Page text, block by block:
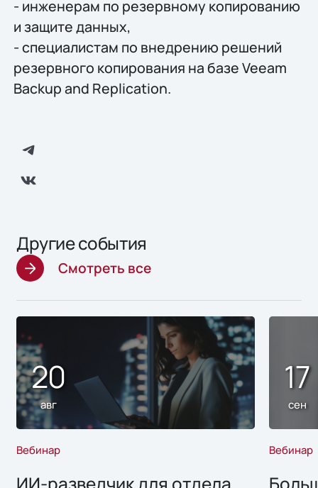
- инженерам по резервному копированию
и защите данных,
- специалистам по внедрению решений
резервного копирования на базе Veeam
Backup and Replication.
Другие события
Смотреть все
20
авг
Вебинар
ИИ-разведчик для отдела
17
сен
Вебинар